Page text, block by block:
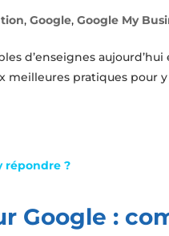
,Google,Google My
d’enseignes aujourd’hui
pratiques pour y
Google :